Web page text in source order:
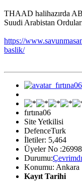
THAAD halihazırda
Suudi Arabistan
https://
baslik/
fırtına06
Site Yetkilisi
DefenceTurk
İletiler: 5,464
Üyeler No :26998
Durumu:
Konumu: Ankara
Kayıt Tarihi